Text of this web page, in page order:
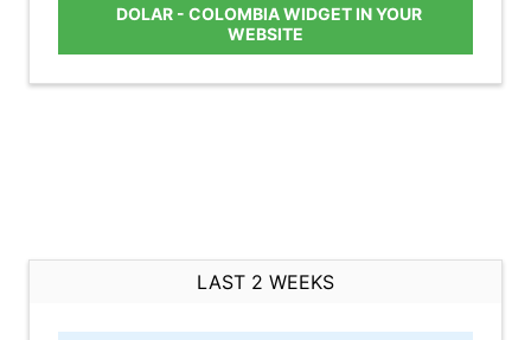
DOLAR - COLOMBIA WIDGET IN YOUR
WEBSITE
LAST 2 WEEKS